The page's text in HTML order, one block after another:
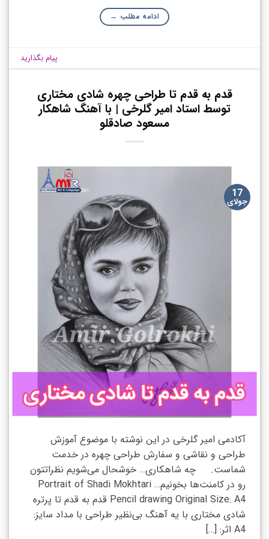
ادامه مطلب →
پیام بگذارید
قدم به قدم تا طراحی چهره شادی مختاری
توسط استاد امیر گلرخی | با آهنگ شاهکار
مسعود صادقلو
17
جولای
آکادمی امیر گلرخی در این نوشته با موضوع آموزش
طراحی و نقاشی و سفارش طراحی چهره در خدمت
شماست. چه شاهکاری… خوشحال می‌شویم نظراتتون
رو در کامنت‌ها بخونیم… Portrait of Shadi Mokhtari
Pencil drawing Original Size: A4 قدم به قدم تا پرتره
شادی مختاری با یه آهنگ بی‌نظیر طراحی با مداد سایز:
A4 اثر: […]